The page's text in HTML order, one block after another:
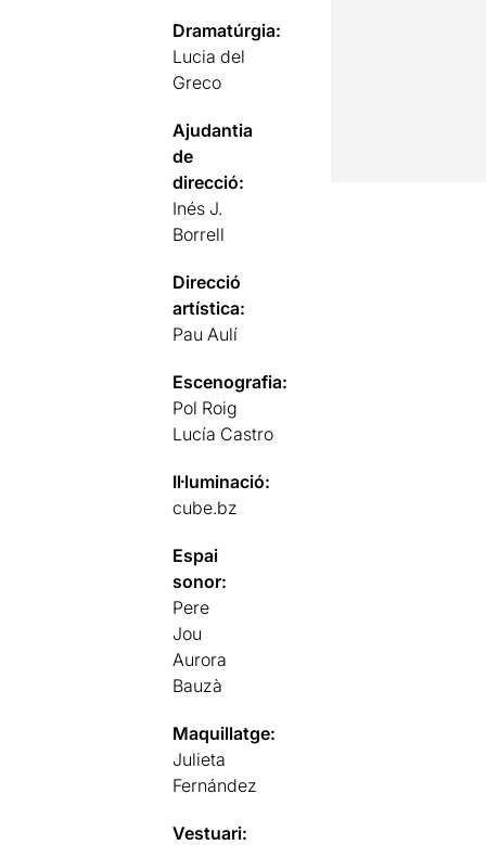
Dramatúrgia:
Lucia del
Greco
Ajudantia
de
direcció:
Inés J.
Borrell
Direcció
artística:
Pau Aulí
Escenografia:
Pol Roig
Lucía Castro
Il·luminació:
cube.bz
Espai
sonor:
Pere
Jou
Aurora
Bauzà
Maquillatge:
Julieta
Fernández
Vestuari: